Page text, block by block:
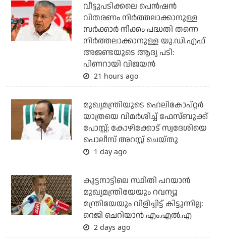
വീട്ടുപടിക്കലെ പെന്‍ഷന്‍
വിതരണം നിര്‍ത്തലാക്കാനുള്ള
സര്‍ക്കാര്‍ നീക്കം പദ്ധതി തന്നെ
നിര്‍ത്തലാക്കാനുള്ള യു.ഡി.എഫ്
അജണ്ടയുടെ ആദ്യ പടി:
പിണറായി വിജയന്‍
21 hours ago
മുഖ്യമന്ത്രിയുടെ ഹെലികോപ്റ്റര്‍
യാത്രയെ വിമര്‍ശിച്ച് ഫേസ്ബുക്ക്
പോസ്റ്റ്; കോഴിക്കോട് സ്വദേശിയെ
പൊലീസ് അറസ്റ്റ് ചെയ്തു
1 day ago
കുട്ടനാട്ടിലെ സ്ഥിതി പറയാന്‍
മുഖ്യമന്ത്രിയേയും റവന്യൂ
മന്ത്രിയേയും വിളിച്ചിട്ട് കിട്ടുന്നില്ല:
റെജി ചെറിയാന്‍ എം.എല്‍.എ
2 days ago